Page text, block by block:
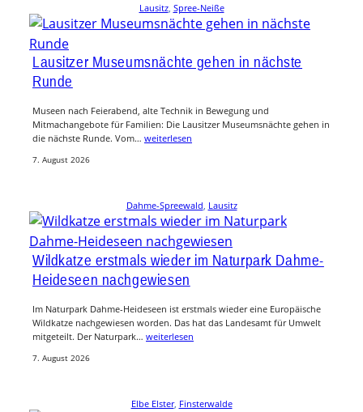
Lausitz, Spree-Neiße
Lausitzer Museumsnächte gehen in nächste
Runde
Museen nach Feierabend, alte Technik in Bewegung und
Mitmachangebote für Familien: Die Lausitzer Museumsnächte gehen in
die nächste Runde. Vom… weiterlesen
7. August 2026
Dahme-Spreewald, Lausitz
Wildkatze erstmals wieder im Naturpark Dahme-
Heideseen nachgewiesen
Im Naturpark Dahme-Heideseen ist erstmals wieder eine Europäische
Wildkatze nachgewiesen worden. Das hat das Landesamt für Umwelt
mitgeteilt. Der Naturpark… weiterlesen
7. August 2026
Elbe Elster, Finsterwalde